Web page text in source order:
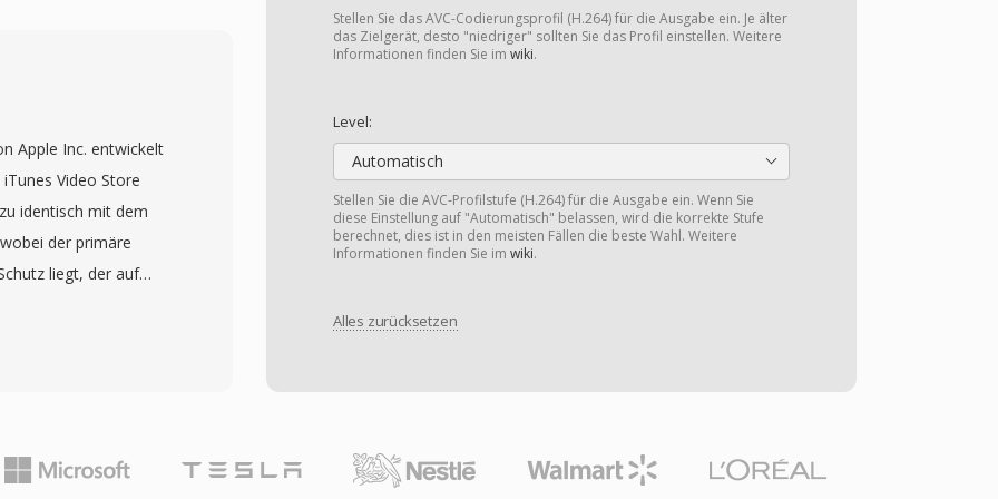
Stellen Sie das AVC-Codierungsprofil (H.264) für die Ausgabe ein. Je älter
das Zielgerät, desto "niedriger" sollten Sie das Profil einstellen. Weitere
Informationen finden Sie im wiki.
Level:
Automatisch
Stellen Sie die AVC-Profilstufe (H.264) für die Ausgabe ein. Wenn Sie
diese Einstellung auf "Automatisch" belassen, wird die korrekte Stufe
berechnet, dies ist in den meisten Fällen die beste Wahl. Weitere
Informationen finden Sie im wiki.
Alles zurücksetzen
Benutzer direkt auf
konnten. Das
von 720x480
die für Consumer-
werden zusammen
auf dem
verdrängt
Apple Inc. entwickelt
Video Store
identisch mit dem
der primäre
liegt, der auf
wird.
wie Kapitelmarker,
Artwork und